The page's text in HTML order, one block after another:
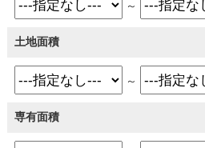
～
土地面積
～
専有面積